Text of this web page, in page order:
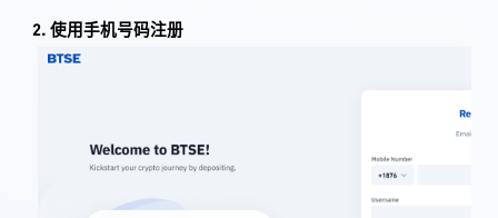
2. 使用手机号码注册